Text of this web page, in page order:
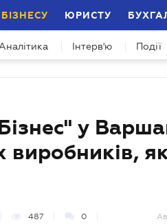
БІЗНЕСУ ЮРИСТУ
Аналітика Інтерв'ю Події
у
виробників,
487 0